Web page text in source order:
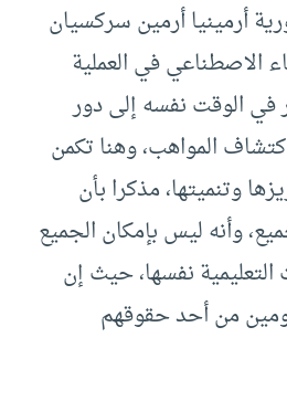
أرمينيا أرمين سركسيان
الاصطناعي في العملية
في الوقت نفسه إلى دور
المواهب، وهنا تكمن
وتنميتها، مذكرا بأن
وأنه ليس بإمكان الجميع
التعليمية نفسها، حيث إن
من أحد حقوقهم